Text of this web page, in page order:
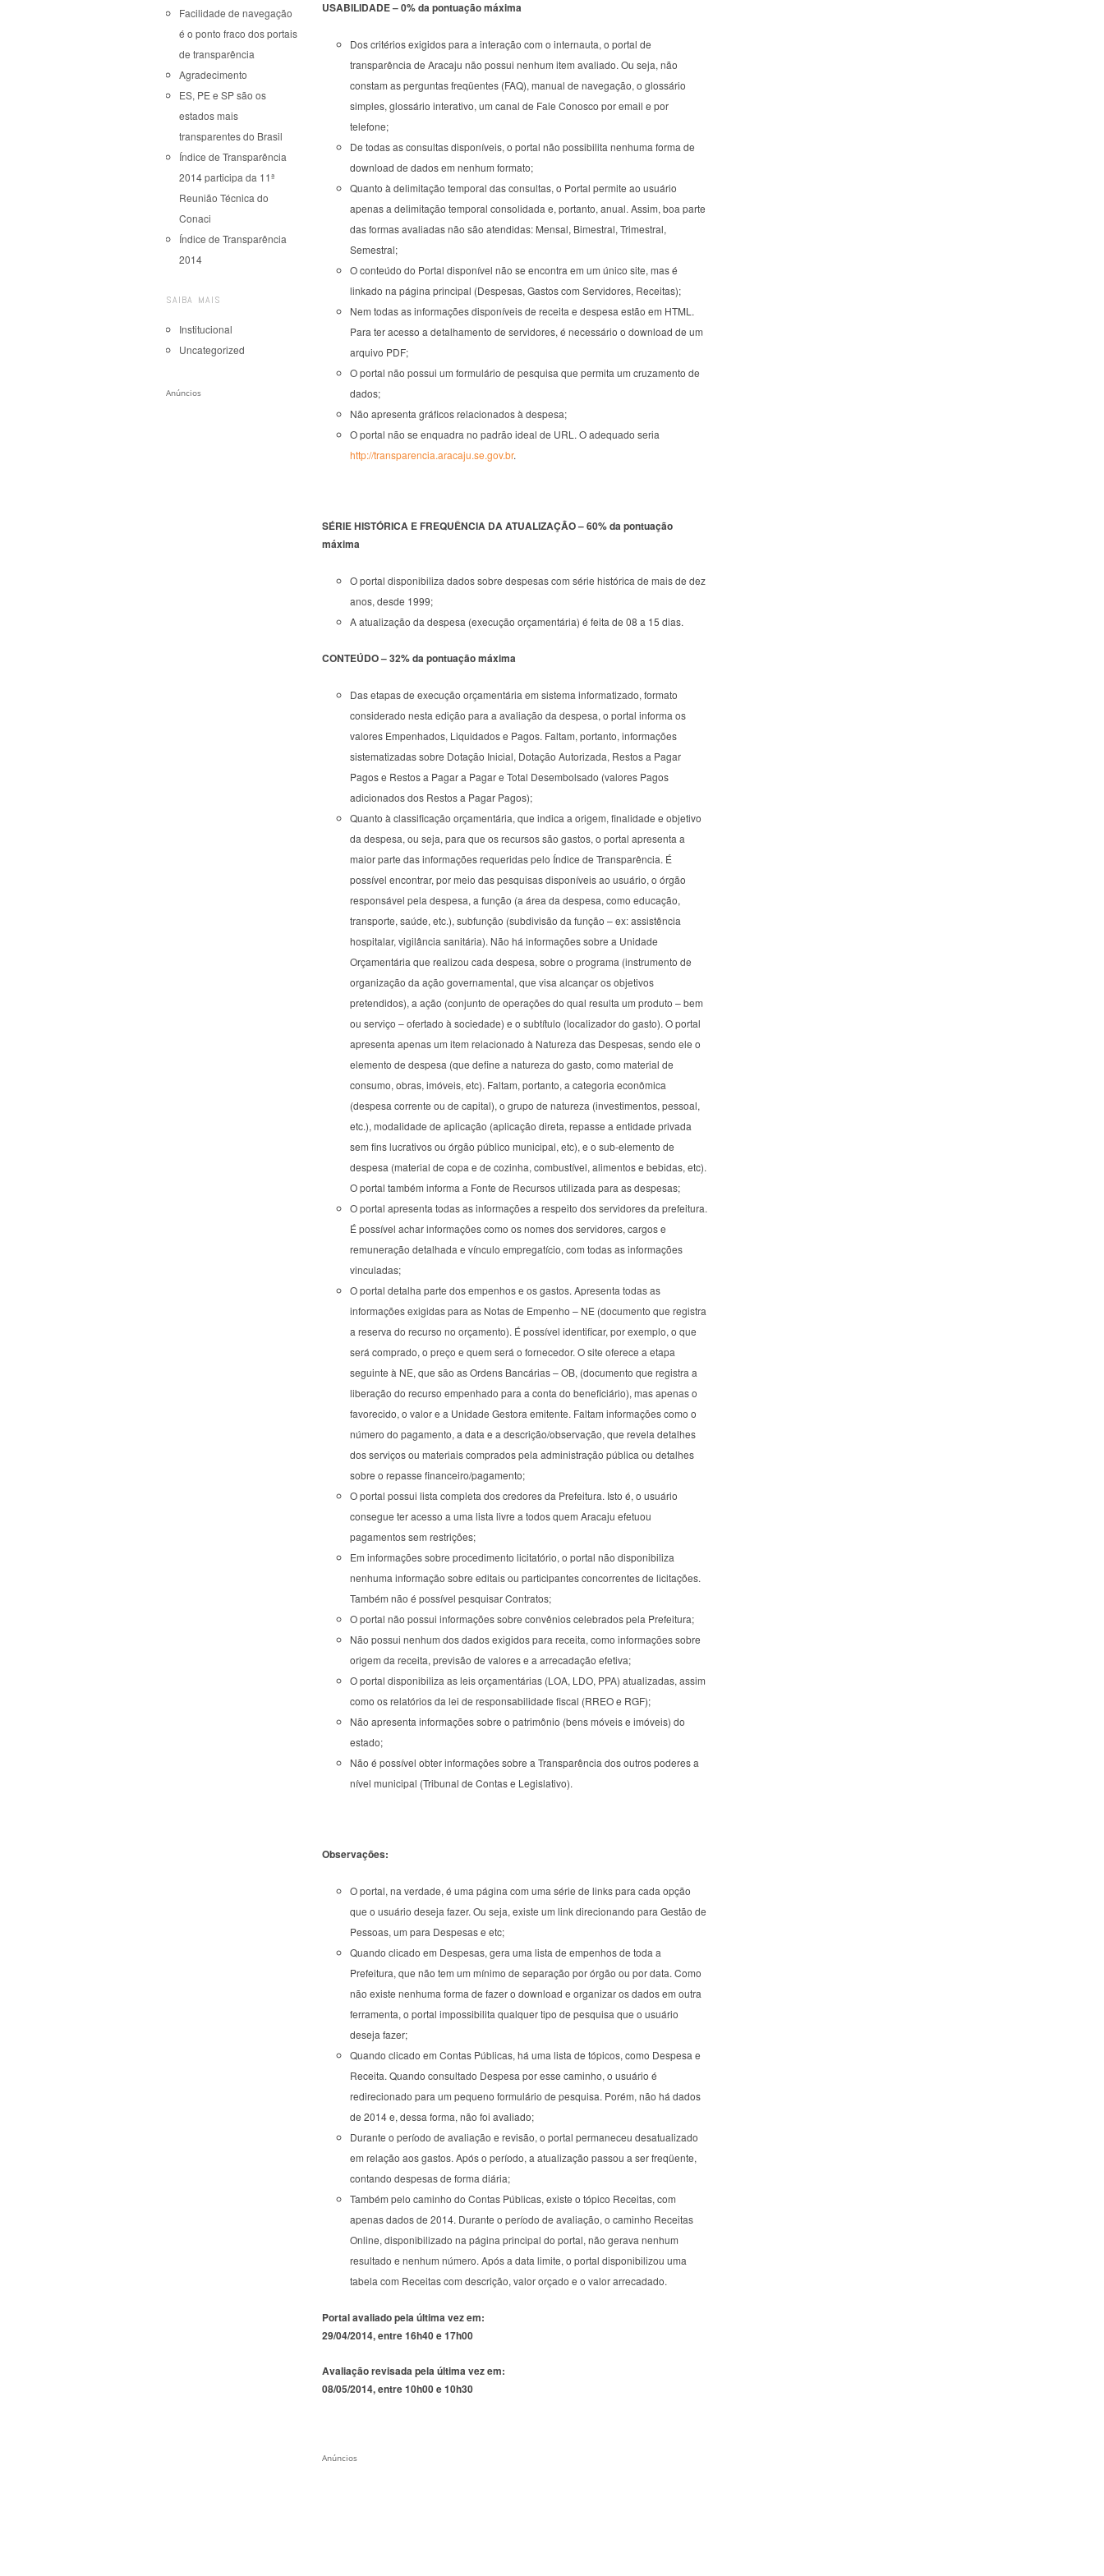
USABILIDADE – 0% da pontuação máxima
Dos critérios exigidos para a interação com o internauta, o portal de
transparência de Aracaju não possui nenhum item avaliado. Ou seja, não
constam as perguntas freqüentes (FAQ), manual de navegação, o glossário
simples, glossário interativo, um canal de Fale Conosco por email e por
telefone;
De todas as consultas disponíveis, o portal não possibilita nenhuma forma de
download de dados em nenhum formato;
Quanto à delimitação temporal das consultas, o Portal permite ao usuário
apenas a delimitação temporal consolidada e, portanto, anual. Assim, boa parte
das formas avaliadas não são atendidas: Mensal, Bimestral, Trimestral,
Semestral;
O conteúdo do Portal disponível não se encontra em um único site, mas é
linkado na página principal (Despesas, Gastos com Servidores, Receitas);
Nem todas as informações disponíveis de receita e despesa estão em HTML.
Para ter acesso a detalhamento de servidores, é necessário o download de um
arquivo PDF;
O portal não possui um formulário de pesquisa que permita um cruzamento de
dados;
Não apresenta gráficos relacionados à despesa;
O portal não se enquadra no padrão ideal de URL. O adequado seria
http://transparencia.aracaju.se.gov.br.
SÉRIE HISTÓRICA E FREQUÊNCIA DA ATUALIZAÇÃO – 60% da pontuação
máxima
O portal disponibiliza dados sobre despesas com série histórica de mais de dez
anos, desde 1999;
A atualização da despesa (execução orçamentária) é feita de 08 a 15 dias.
CONTEÚDO – 32% da pontuação máxima
Das etapas de execução orçamentária em sistema informatizado, formato
considerado nesta edição para a avaliação da despesa, o portal informa os
valores Empenhados, Liquidados e Pagos. Faltam, portanto, informações
sistematizadas sobre Dotação Inicial, Dotação Autorizada, Restos a Pagar
Pagos e Restos a Pagar a Pagar e Total Desembolsado (valores Pagos
adicionados dos Restos a Pagar Pagos);
Quanto à classificação orçamentária, que indica a origem, finalidade e objetivo
da despesa, ou seja, para que os recursos são gastos, o portal apresenta a
maior parte das informações requeridas pelo Índice de Transparência. É
possível encontrar, por meio das pesquisas disponíveis ao usuário, o órgão
responsável pela despesa, a função (a área da despesa, como educação,
transporte, saúde, etc.), subfunção (subdivisão da função – ex: assistência
hospitalar, vigilância sanitária). Não há informações sobre a Unidade
Orçamentária que realizou cada despesa, sobre o programa (instrumento de
organização da ação governamental, que visa alcançar os objetivos
pretendidos), a ação (conjunto de operações do qual resulta um produto – bem
ou serviço – ofertado à sociedade) e o subtítulo (localizador do gasto). O portal
apresenta apenas um item relacionado à Natureza das Despesas, sendo ele o
elemento de despesa (que define a natureza do gasto, como material de
consumo, obras, imóveis, etc). Faltam, portanto, a categoria econômica
(despesa corrente ou de capital), o grupo de natureza (investimentos, pessoal,
etc.), modalidade de aplicação (aplicação direta, repasse a entidade privada
sem fins lucrativos ou órgão público municipal, etc), e o sub-elemento de
despesa (material de copa e de cozinha, combustível, alimentos e bebidas, etc).
O portal também informa a Fonte de Recursos utilizada para as despesas;
O portal apresenta todas as informações a respeito dos servidores da prefeitura.
É possível achar informações como os nomes dos servidores, cargos e
remuneração detalhada e vínculo empregatício, com todas as informações
vinculadas;
O portal detalha parte dos empenhos e os gastos. Apresenta todas as
informações exigidas para as Notas de Empenho – NE (documento que registra
a reserva do recurso no orçamento). É possível identificar, por exemplo, o que
será comprado, o preço e quem será o fornecedor. O site oferece a etapa
seguinte à NE, que são as Ordens Bancárias – OB, (documento que registra a
liberação do recurso empenhado para a conta do beneficiário), mas apenas o
favorecido, o valor e a Unidade Gestora emitente. Faltam informações como o
número do pagamento, a data e a descrição/observação, que revela detalhes
dos serviços ou materiais comprados pela administração pública ou detalhes
sobre o repasse financeiro/pagamento;
O portal possui lista completa dos credores da Prefeitura. Isto é, o usuário
consegue ter acesso a uma lista livre a todos quem Aracaju efetuou
pagamentos sem restrições;
Em informações sobre procedimento licitatório, o portal não disponibiliza
nenhuma informação sobre editais ou participantes concorrentes de licitações.
Também não é possível pesquisar Contratos;
O portal não possui informações sobre convênios celebrados pela Prefeitura;
Não possui nenhum dos dados exigidos para receita, como informações sobre
origem da receita, previsão de valores e a arrecadação efetiva;
O portal disponibiliza as leis orçamentárias (LOA, LDO, PPA) atualizadas, assim
como os relatórios da lei de responsabilidade fiscal (RREO e RGF);
Não apresenta informações sobre o patrimônio (bens móveis e imóveis) do
estado;
Não é possível obter informações sobre a Transparência dos outros poderes a
nível municipal (Tribunal de Contas e Legislativo).
Observações:
O portal, na verdade, é uma página com uma série de links para cada opção
que o usuário deseja fazer. Ou seja, existe um link direcionando para Gestão de
Pessoas, um para Despesas e etc;
Quando clicado em Despesas, gera uma lista de empenhos de toda a
Prefeitura, que não tem um mínimo de separação por órgão ou por data. Como
não existe nenhuma forma de fazer o download e organizar os dados em outra
ferramenta, o portal impossibilita qualquer tipo de pesquisa que o usuário
deseja fazer;
Quando clicado em Contas Públicas, há uma lista de tópicos, como Despesa e
Receita. Quando consultado Despesa por esse caminho, o usuário é
redirecionado para um pequeno formulário de pesquisa. Porém, não há dados
de 2014 e, dessa forma, não foi avaliado;
Durante o período de avaliação e revisão, o portal permaneceu desatualizado
em relação aos gastos. Após o período, a atualização passou a ser freqüente,
contando despesas de forma diária;
Também pelo caminho do Contas Públicas, existe o tópico Receitas, com
apenas dados de 2014. Durante o período de avaliação, o caminho Receitas
Online, disponibilizado na página principal do portal, não gerava nenhum
resultado e nenhum número. Após a data limite, o portal disponibilizou uma
tabela com Receitas com descrição, valor orçado e o valor arrecadado.
Portal avaliado pela última vez em:
29/04/2014, entre 16h40 e 17h00
Avaliação revisada pela última vez em:
08/05/2014, entre 10h00 e 10h30
Anúncios
Facilidade de navegação
é o ponto fraco dos portais
de transparência
Agradecimento
ES, PE e SP são os
estados mais
transparentes do Brasil
Índice de Transparência
2014 participa da 11ª
Reunião Técnica do
Conaci
Índice de Transparência
2014
SAIBA MAIS
Institucional
Uncategorized
Anúncios